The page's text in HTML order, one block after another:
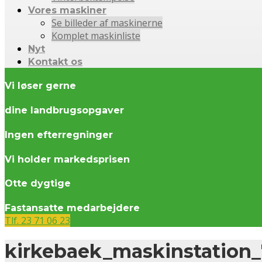
Vores maskiner
Se billeder af maskinerne
Komplet maskinliste
Nyt
Kontakt os
Vi løser gerne
dine landbrugsopgaver
Ingen efterregninger
Vi holder markedsprisen
Otte dygtige
Fastansatte medarbejdere
Tlf. 23 71 06 23